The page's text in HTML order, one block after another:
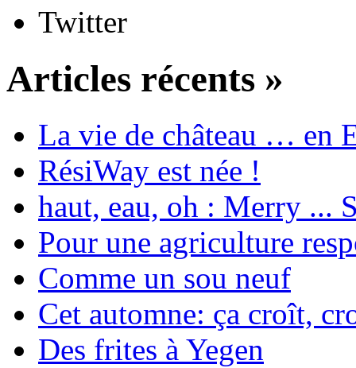
Twitter
Articles récents »
La vie de château … en
RésiWay est née !
haut, eau, oh : Merry ...
Pour une agriculture
Comme un sou neuf
Cet automne: ça croît,
Des frites à Yegen